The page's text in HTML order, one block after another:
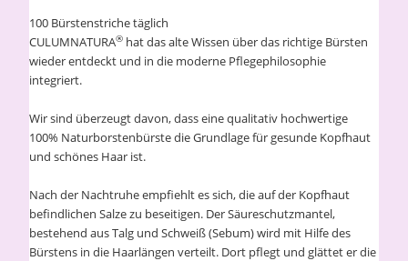
100 Bürstenstriche täglich
CULUMNATURA® hat das alte Wissen über das richtige Bürsten
wieder entdeckt und in die moderne Pflegephilosophie
integriert.
Wir sind überzeugt davon, dass eine qualitativ hochwertige
100% Naturborstenbürste die Grundlage für gesunde Kopfhaut
und schönes Haar ist.
Nach der Nachtruhe empfiehlt es sich, die auf der Kopfhaut
befindlichen Salze zu beseitigen. Der Säureschutzmantel,
bestehend aus Talg und Schweiß (Sebum) wird mit Hilfe des
Bürstens in die Haarlängen verteilt. Dort pflegt und glättet er die